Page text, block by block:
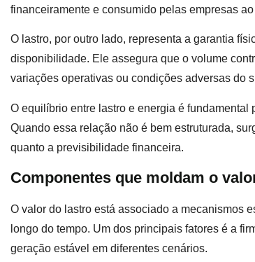
financeiramente e consumido pelas empresas
O lastro, por outro lado, representa a garantia
disponibilidade. Ele assegura que o volume
variações operativas ou condições adversas do
O equilíbrio entre lastro e energia é
Quando essa relação não é bem estruturada,
quanto a previsibilidade financeira.
Componentes que moldam o
O valor do lastro está associado a mecanismos
longo do tempo. Um dos principais fatores é a
geração estável em diferentes cenários.